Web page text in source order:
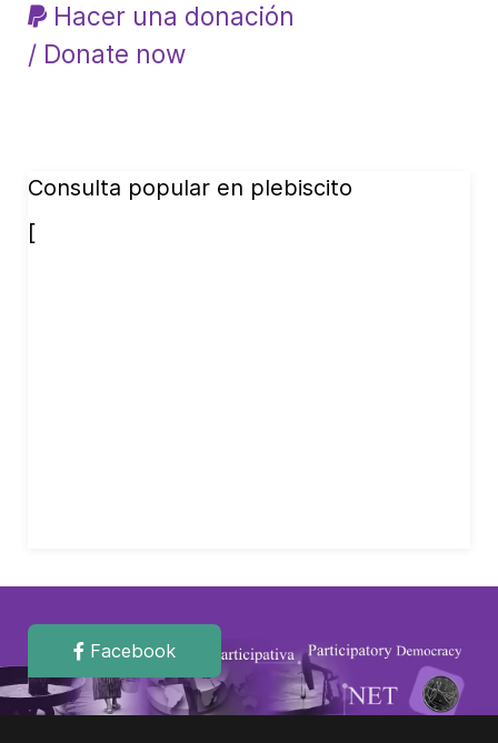
Hacer una donación
/ Donate now
Consulta popular en plebiscito
[
Facebook